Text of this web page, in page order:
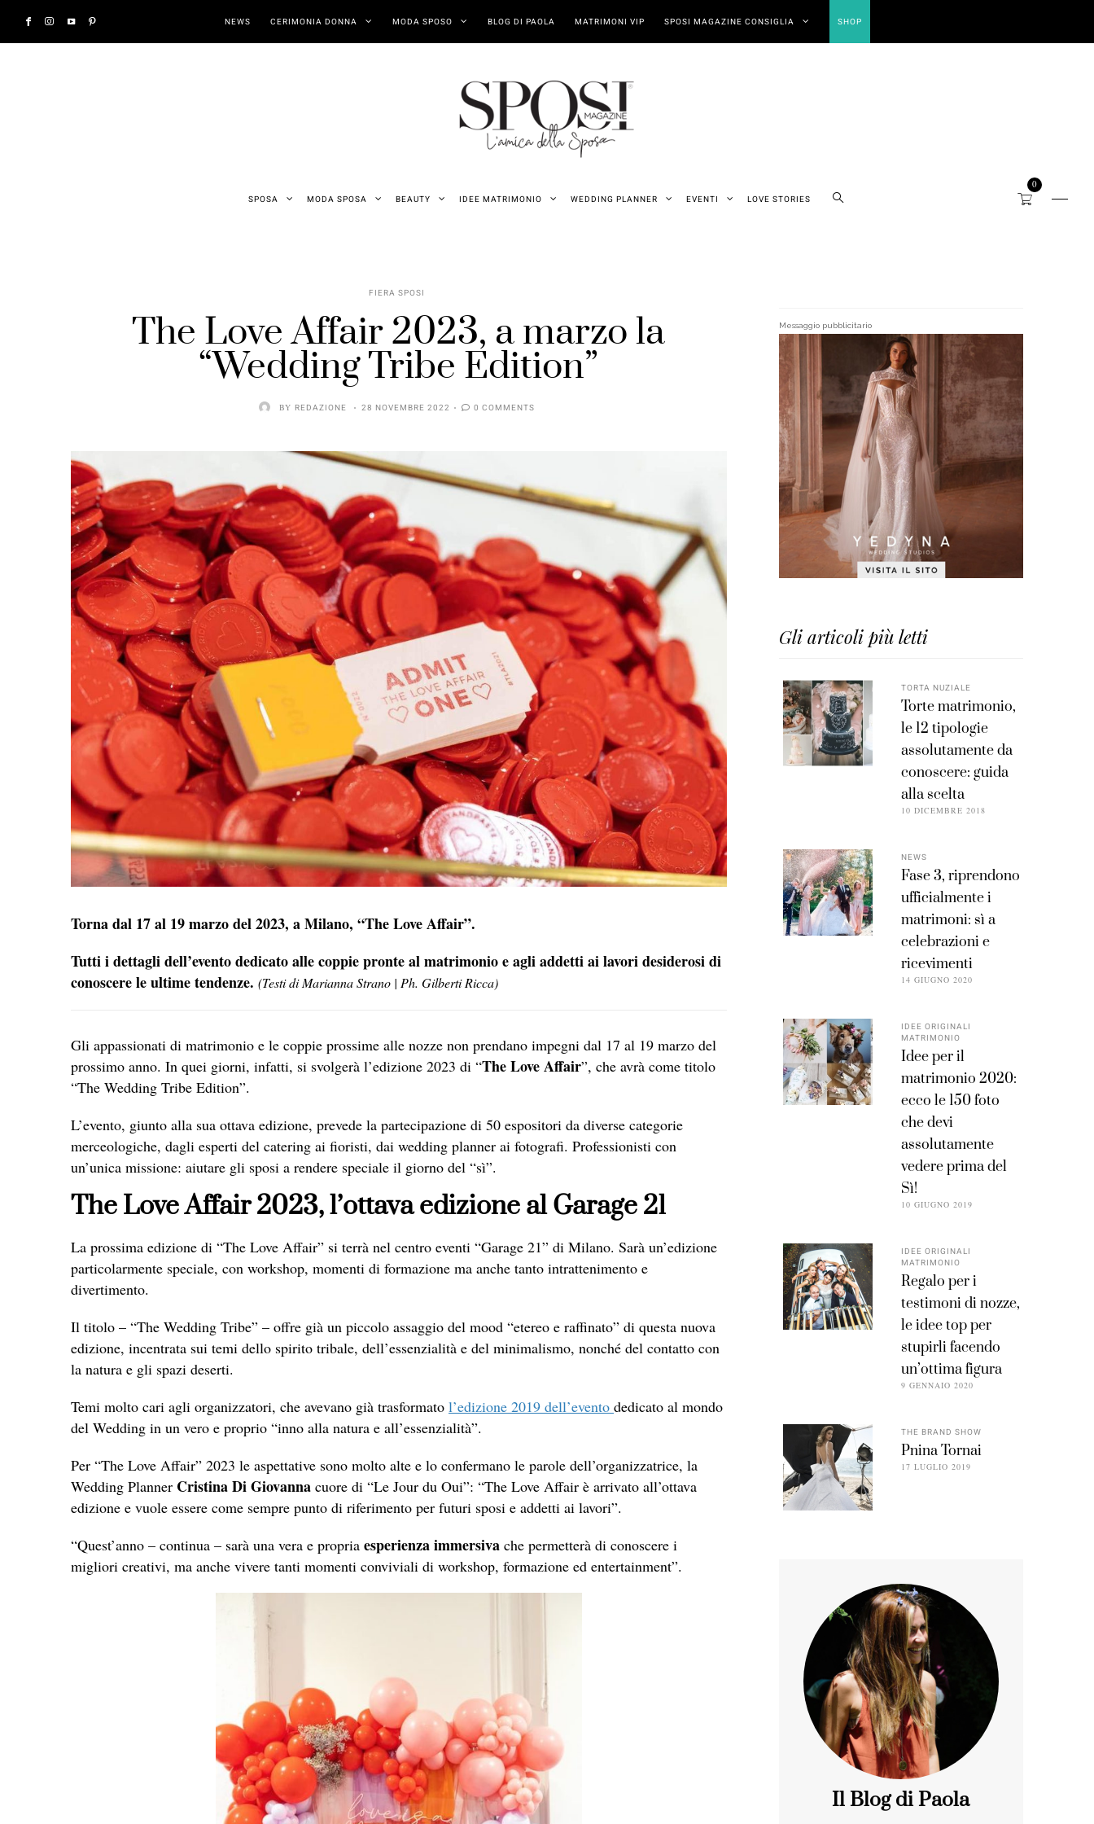
NEWS CERIMONIA DONNA MODA SPOSO BLOG DI PAOLA MATRIMONI VIP SPOSI MAGAZINE CONSIGLIA SHOP
SPOSA MODA SPOSA BEAUTY IDEE MATRIMONIO WEDDING PLANNER EVENTI LOVE STORIES
0
FIERA SPOSI
The Love Affair 2023, a marzo la
“Wedding Tribe Edition”
BY REDAZIONE 28 NOVEMBRE 2022 0 COMMENTS
Torna dal 17 al 19 marzo del 2023, a Milano, “The Love Affair”.
Tutti i dettagli dell’evento dedicato alle coppie pronte al matrimonio e agli addetti ai lavori desiderosi di
conoscere le ultime tendenze. (Testi di Marianna Strano | Ph. Gilberti Ricca)
Gli appassionati di matrimonio e le coppie prossime alle nozze non prendano impegni dal 17 al 19 marzo del
prossimo anno. In quei giorni, infatti, si svolgerà l’edizione 2023 di “The Love Affair”, che avrà come titolo
“The Wedding Tribe Edition”.
L’evento, giunto alla sua ottava edizione, prevede la partecipazione di 50 espositori da diverse categorie
merceologiche, dagli esperti del catering ai fioristi, dai wedding planner ai fotografi. Professionisti con
un’unica missione: aiutare gli sposi a rendere speciale il giorno del “sì”.
The Love Affair 2023, l’ottava edizione al Garage 21
La prossima edizione di “The Love Affair” si terrà nel centro eventi “Garage 21” di Milano. Sarà un’edizione
particolarmente speciale, con workshop, momenti di formazione ma anche tanto intrattenimento e
divertimento.
Il titolo – “The Wedding Tribe” – offre già un piccolo assaggio del mood “etereo e raffinato” di questa nuova
edizione, incentrata sui temi dello spirito tribale, dell’essenzialità e del minimalismo, nonché del contatto con
la natura e gli spazi deserti.
Temi molto cari agli organizzatori, che avevano già trasformato l’edizione 2019 dell’evento dedicato al mondo
del Wedding in un vero e proprio “inno alla natura e all’essenzialità”.
Per “The Love Affair” 2023 le aspettative sono molto alte e lo confermano le parole dell’organizzatrice, la
Wedding Planner Cristina Di Giovanna cuore di “Le Jour du Oui”: “The Love Affair è arrivato all’ottava
edizione e vuole essere come sempre punto di riferimento per futuri sposi e addetti ai lavori”.
“Quest’anno – continua – sarà una vera e propria esperienza immersiva che permetterà di conoscere i
migliori creativi, ma anche vivere tanti momenti conviviali di workshop, formazione ed entertainment”.
Messaggio pubblicitario
Gli articoli più letti
TORTA NUZIALE
Torte matrimonio,
le 12 tipologie
assolutamente da
conoscere: guida
alla scelta
10 DICEMBRE 2018
NEWS
Fase 3, riprendono
ufficialmente i
matrimoni: sì a
celebrazioni e
ricevimenti
14 GIUGNO 2020
IDEE ORIGINALI
MATRIMONIO
Idee per il
matrimonio 2020:
ecco le 150 foto
che devi
assolutamente
vedere prima del
Sì!
10 GIUGNO 2019
IDEE ORIGINALI
MATRIMONIO
Regalo per i
testimoni di nozze,
le idee top per
stupirli facendo
un’ottima figura
9 GENNAIO 2020
THE BRAND SHOW
Pnina Tornai
17 LUGLIO 2019
Il Blog di Paola